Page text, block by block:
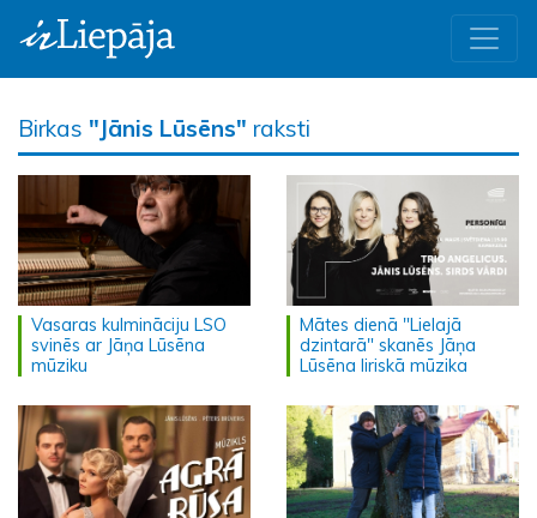
Birkas "Jānis Lūsēns" raksti
Vasaras kulmināciju LSO
svinēs ar Jāņa Lūsēna
mūziku
Mātes dienā "Lielajā
dzintarā" skanēs Jāņa
Lūsēna liriskā mūzika